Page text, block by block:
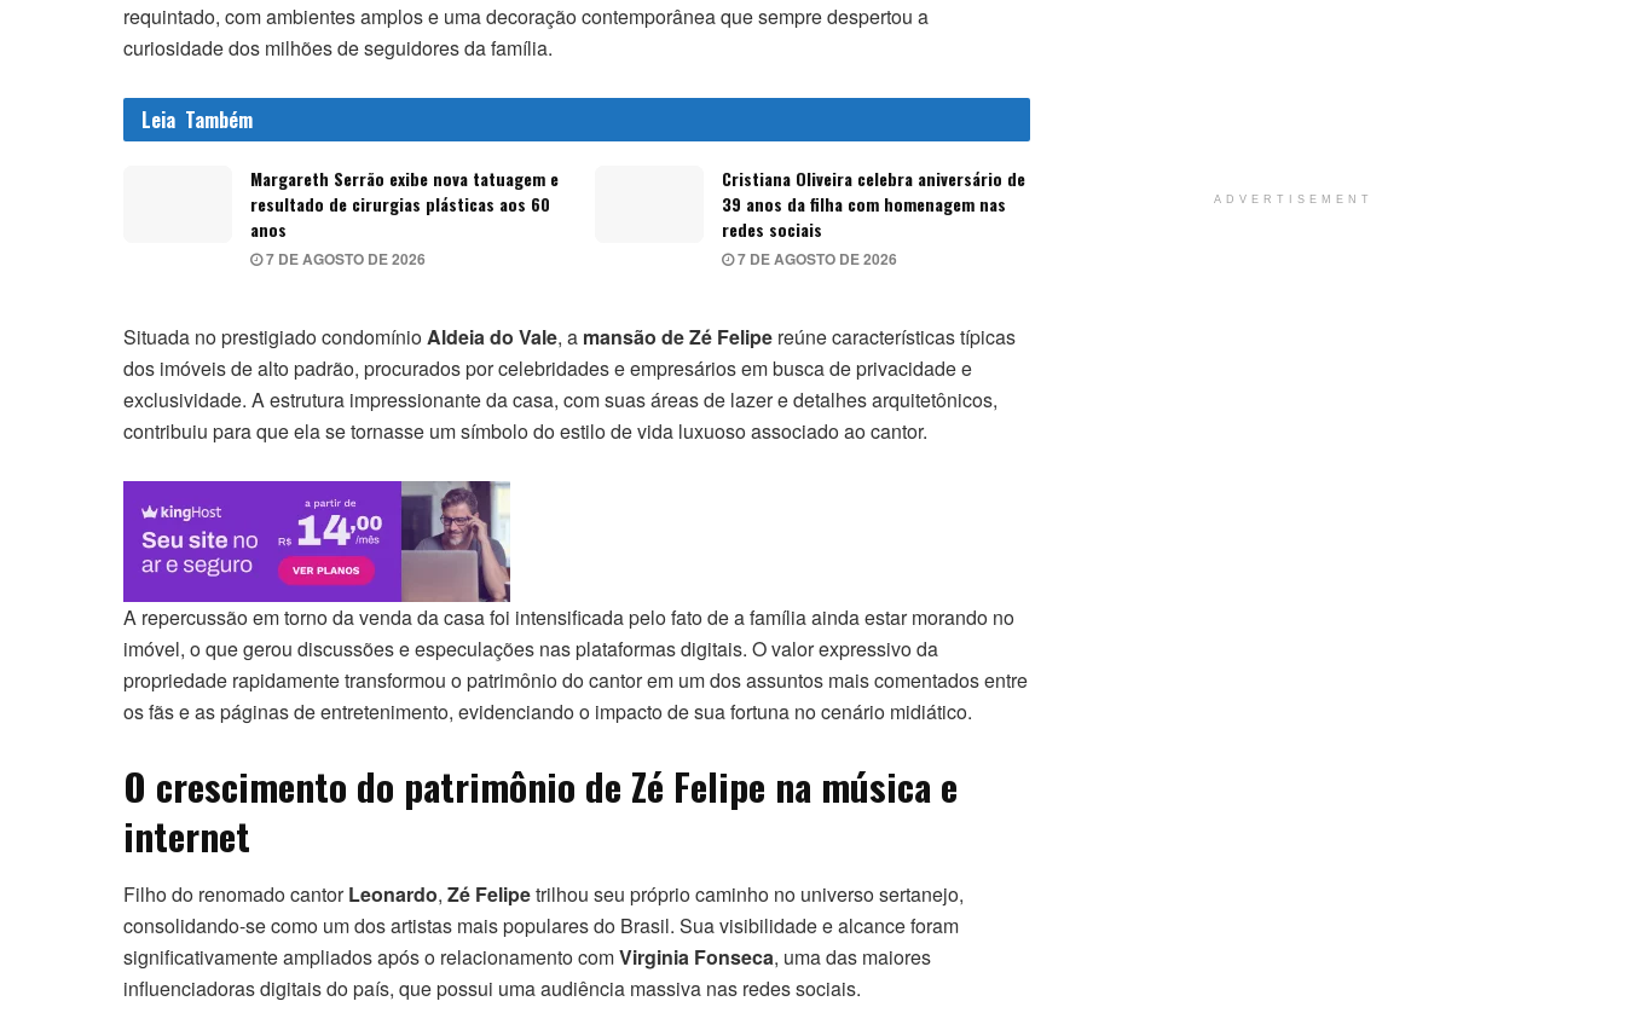
requintado, com ambientes amplos e uma decoração contemporânea que sempre despertou a
curiosidade dos milhões de seguidores da família.
Leia Também
Margareth Serrão exibe nova tatuagem e
resultado de cirurgias plásticas aos 60
anos
7 DE AGOSTO DE 2026
Cristiana Oliveira celebra aniversário de
39 anos da filha com homenagem nas
redes sociais
7 DE AGOSTO DE 2026
Situada no prestigiado condomínioAldeia do Vale, a mansão de Zé Felipe reúne características típicas
dos imóveis de alto padrão, procurados por celebridades e empresários em busca de privacidade e
exclusividade. A estrutura impressionante da casa, com suas áreas de lazer e detalhes arquitetônicos,
contribuiu para que ela se tornasse um símbolo do estilo de vida luxuoso associado ao cantor.
A repercussão em torno da venda da casa foi intensificada pelo fato de a família ainda estar morando no
imóvel, o que gerou discussões e especulações nas plataformas digitais. O valor expressivo da
propriedade rapidamente transformou o patrimônio do cantor em um dos assuntos mais comentados entre
os fãs e as páginas de entretenimento, evidenciando o impacto de sua fortuna no cenário midiático.
O crescimento do patrimônio de Zé Felipe na música e
internet
Filho do renomado cantorLeonardo, Zé Felipetrilhou seu próprio caminho no universo sertanejo,
consolidando-se como um dos artistas mais populares do Brasil. Sua visibilidade e alcance foram
significativamente ampliados após o relacionamento comVirginia Fonseca, uma das maiores
influenciadoras digitais do país, que possui uma audiência massiva nas redes sociais.
ADVERTISEMENT